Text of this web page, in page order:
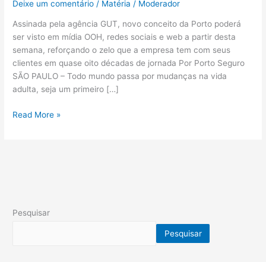
Deixe um comentário / Matéria / Moderador
Assinada pela agência GUT, novo conceito da Porto poderá
ser visto em mídia OOH, redes sociais e web a partir desta
semana, reforçando o zelo que a empresa tem com seus
clientes em quase oito décadas de jornada Por Porto Seguro
SÃO PAULO – Todo mundo passa por mudanças na vida
adulta, seja um primeiro […]
Read More »
Pesquisar
Pesquisar